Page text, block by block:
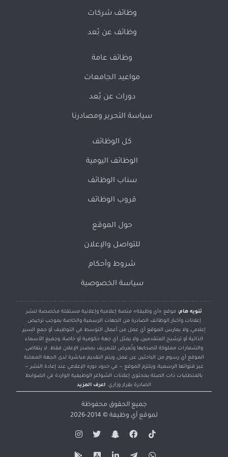
وظائف شركات
وظائف عن بُعد
وظائف عامة
مواعيد الجامعات
دورات عن بُعد
سياسة التحرير ومصادرنا
كل الوظائف
الوظائف اليومية
سناب الوظائف
قروب الوظائف
حول الموقع
للتواصل والإعلان
شروط وأحكام
سياسة الخصوصية
تنويه هام: موقع «أي وظيفة» منصة إعلامية وإعلانية مستقلة مخصصة لنشر
إعلانات وأخبار الوظائف الصادرة من الجهات الرسمية والخاصة بموجب ترخيص
إعلامي، ولا يمارس الموقع أي عمل من أعمال التوسط في التوظيف أو جمع السير
الذاتية أو ترشيح المتقدمين، ولا يمثل أي جهة حكومية أو خاصة، وجميع الأسماء
والشعارات مملوكة لأصحابها وتُعرض للتعريف بمصدر الإعلان فقط. لا يتقاضى
الموقع أي رسوم من الباحثين عن عمل، ويتم التقديم مباشرة لدى الجهة المعلنة
عبر قنواتها الرسمية، ويلتزم الموقع — في حدود دوره الإعلامي عند إعادة النشر —
بالمتطلبات ذات الصلة بمحتوى إعلانات الشواغر الوظيفية الواردة في الضوابط
الصادرة بقرار وزاري. اعرف المزيد
جميع الحقوق محفوظة
لموقع أي وظيفة © 2014-2026